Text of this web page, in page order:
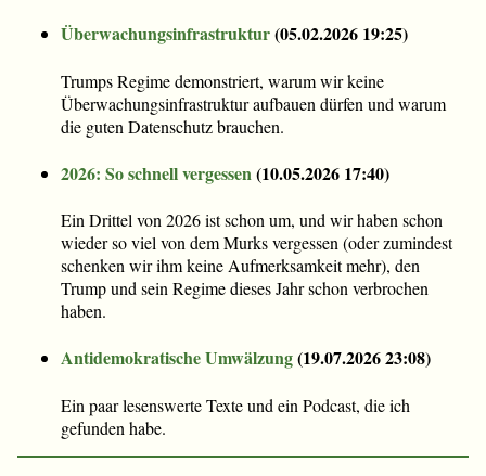
Überwachungsinfrastruktur(05.02.2026 19:25)
Trumps Regime demonstriert, warum wir keine
Überwachungsinfrastruktur aufbauen dürfen und warum
die guten Datenschutz brauchen.
2026: So schnell vergessen(10.05.2026 17:40)
Ein Drittel von 2026 ist schon um, und wir haben schon
wieder so viel von dem Murks vergessen (oder zumindest
schenken wir ihm keine Aufmerksamkeit mehr), den
Trump und sein Regime dieses Jahr schon verbrochen
haben.
Antidemokratische Umwälzung(19.07.2026 23:08)
Ein paar lesenswerte Texte und ein Podcast, die ich
gefunden habe.